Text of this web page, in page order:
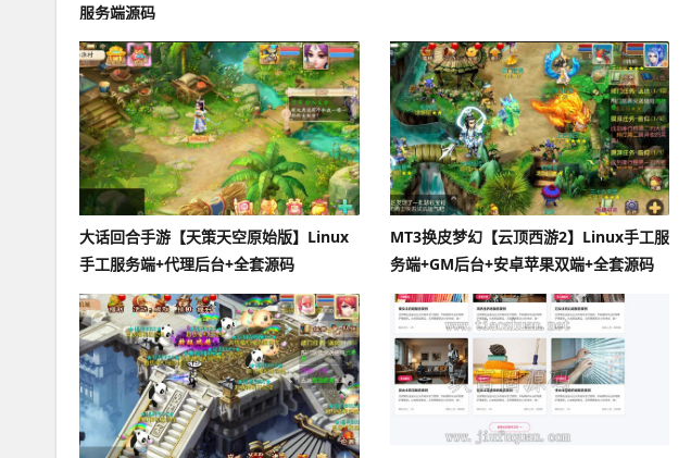
服务端源码
大话回合手游【天策天空原始版】Linux
手工服务端+代理后台+全套源码
MT3换皮梦幻【云顶西游2】Linux手工服
务端+GM后台+安卓苹果双端+全套源码